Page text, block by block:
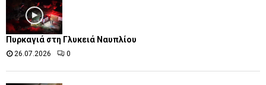
Πυρκαγιά στη Γλυκειά Ναυπλίου
26.07.2026 0